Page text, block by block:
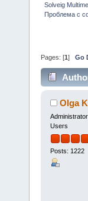
Solveig
Проблема с
Pages: [1 ] Go
Olga
Administrator
Users
Posts: 1222